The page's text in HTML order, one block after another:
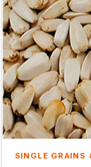
SINGLE GRAINS